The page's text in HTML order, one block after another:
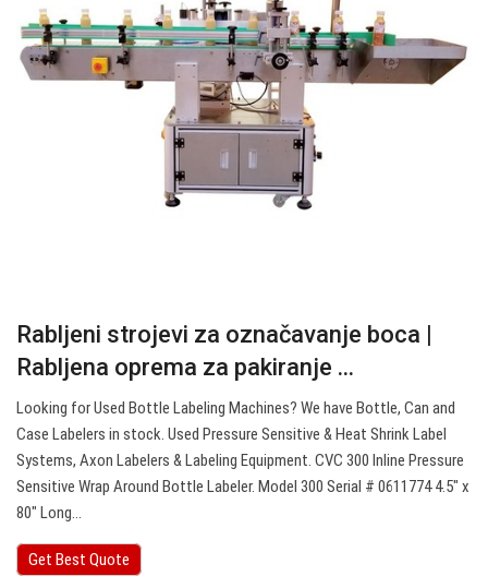
Rabljeni strojevi za označavanje boca |
Rabljena oprema za pakiranje ...
Looking for Used Bottle Labeling Machines? We have Bottle, Can and
Case Labelers in stock. Used Pressure Sensitive & Heat Shrink Label
Systems, Axon Labelers & Labeling Equipment. CVC 300 Inline Pressure
Sensitive Wrap Around Bottle Labeler. Model 300 Serial # 0611774 4.5″ x
80″ Long…
Get Best Quote